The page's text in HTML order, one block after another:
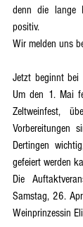
denn die lange
positiv.
Wir melden uns
Jetzt beginnt bei
Um den 1. Mai
Zeltweinfest,
Vorbereitungen
Dertingen
gefeiert werden
Die
Samstag, 26.
Weinprinzessin